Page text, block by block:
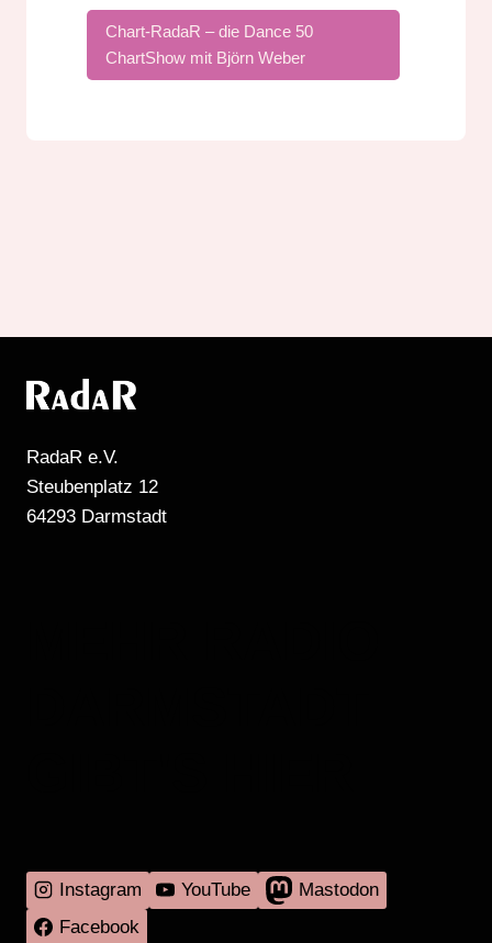
Chart-RadaR – die Dance 50
ChartShow mit Björn Weber
RadaR e.V.
Steubenplatz 12
64293 Darmstadt
Instagram YouTube
Mastodon
Facebook